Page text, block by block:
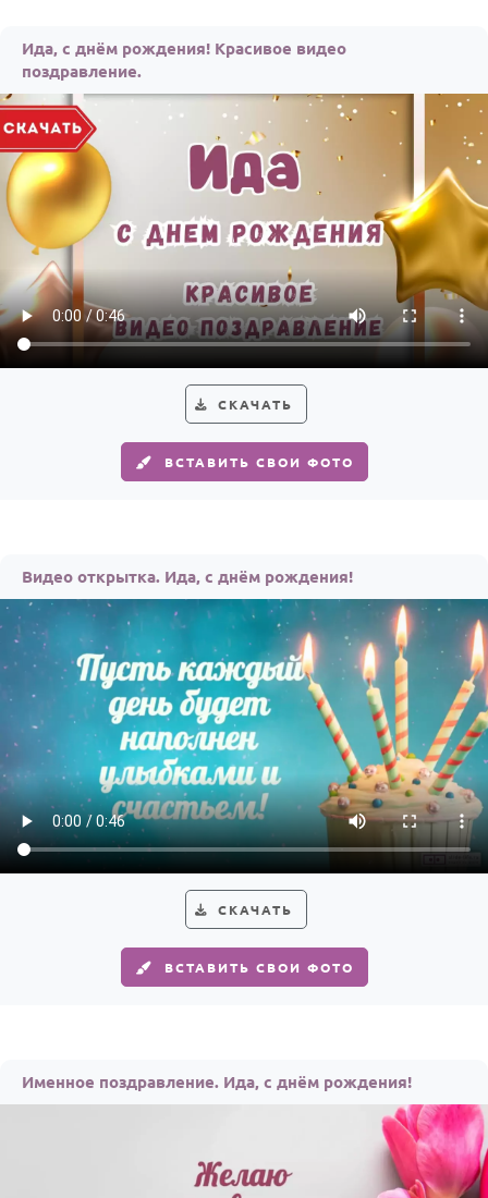
Ида, с днём рождения! Красивое видео
поздравление.
СКАЧАТЬ
ВСТАВИТЬ СВОИ ФОТО
Видео открытка. Ида, с днём рождения!
СКАЧАТЬ
ВСТАВИТЬ СВОИ ФОТО
Именное поздравление. Ида, с днём рождения!